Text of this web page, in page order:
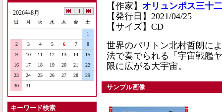
2026年8月
日 月 火 水 木 金 土
1
2
3 4 5 6 7
8
9
10 11 12 13 14
15
16
17 18 19 20 21
22
23
24 25 26 27 28
29
30
31
キーワード検索
【作家】 オリュンポス三十
【発行日】2021/04/25
【サイズ】CD
世界のバリトン北村哲朗に
法で奏でられる「宇宙戦艦
限に広がる大宇宙。
サンプル画像